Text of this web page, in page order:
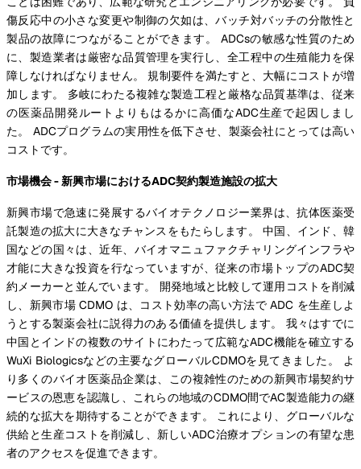
傷反応中の小さな変更や制御の欠如は、バッチ対バッチの分散性と
製品の故障につながることができます。 ADCsの敏感な性質のため
に、製造業者は厳密な品質管理を実行し、全工程中の生殖能力を保
障しなければなりません。 規制要件を満たすと、大幅にコストが増
加します。 多岐にわたる複雑な製造工程と厳格な品質基準は、従来
の医薬品開発ルートよりもはるかに高価なADC生産で起因しまし
た。 ADCプログラムの実用性を低下させ、製薬会社にとっては高い
コストです。
市場機会 - 新興市場におけるADC契約製造施設の拡大
新興市場で急速に発展するバイオテクノロジー業界は、抗体医薬受
託製造の拡大に大きなチャンスをもたらします。 中国、インド、韓
国などの国々は、近年、バイオマニュファクチャリングインフラや
才能に大きな投資を行なっていますが、従来の市場トップのADC契
約メーカーと並んでいます。 開発地域と比較して運用コストを削減
し、新興市場 CDMO は、コスト効率の高い方法で ADC を生産しよ
うとする製薬会社に説得力のある価値を提供します。 我々はすでに
中国とインドの複数のサイトにわたって広範なADC機能を確立する
WuXi Biologicsなどの主要なグローバルCDMOを見てきました。 よ
り多くのバイオ医薬品企業は、この複雑性のための新興市場契約サ
ービスの恩恵を認識し、これらの地域のCDMO間でAC製造能力の継
続的な拡大を期待することができます。 これにより、グローバルな
供給と生産コストを削減し、新しいADC治療オプションの有望な患
者のアクセスを促進できます。